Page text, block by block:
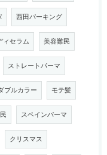
西田パーキング
ィセラム 美容難民
ストレートパーマ
ブルカラー モテ髪
スペインパーマ
クリスマス